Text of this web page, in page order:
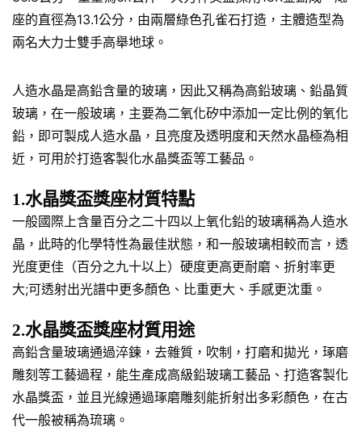
座的直徑為13.1公分，由兩層綠色孔雀石打造，主體造型為
兩名大力士雙手高舉地球。
人造水晶是高鉛含量的玻璃，因此又稱為高鉛玻璃、鉛晶質
玻璃，在一般玻璃，主要為二氧化矽中添加一定比例的氧化
鉛，即可製成人造水晶，且亮度及透明度和天然水晶極為相
近，可用於打造客製化水晶獎盃等工藝品。
1.水晶獎盃獎座材質特點
一般國際上含量百分之二十四以上氧化鉛的玻璃稱為人造水
晶，此時的化學特性為最佳狀態，和一般玻璃相較而言，透
光度更佳（百分之九十以上）硬度更高更耐磨、折射率更
大;可透射出光譜中更多顏色、比重更大、手感更沈重。
2.水晶獎盃獎座材質用途
高鉛含量玻璃通過淬鍊，去雜質，吹制，打磨和拋光，琢磨
雕刻等工藝過程，能生產成高級鉛玻璃工藝品、打造客製化
水晶獎盃，並且光線通過琢磨雕刻能折射出多彩顏色，在古
代一般被稱為琉璃。